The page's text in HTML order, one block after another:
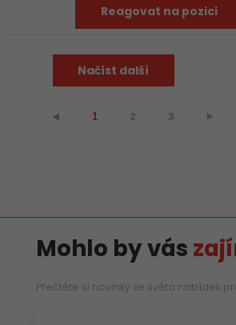
Reagovat na pozici
Načíst další
⯇ 1 2 3 ⯈
Mohlo by vás
Přečtěte si novinky ze světa nabídek